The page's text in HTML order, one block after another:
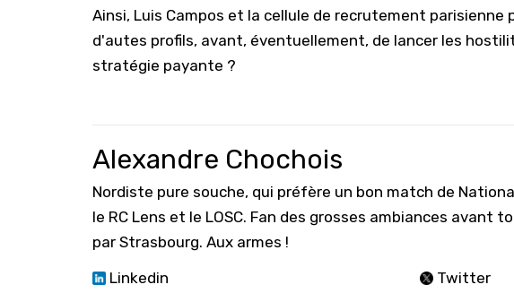
Ainsi, Luis Campos et la cellule de recrutement
d'autes profils, avant, éventuellement, de lancer les
stratégie payante ?
Alexandre Chochois
Nordiste pure souche, qui préfère un bon match de
le RC Lens et le LOSC. Fan des grosses ambiances avant
par Strasbourg. Aux armes !
Linkedin
Twitter